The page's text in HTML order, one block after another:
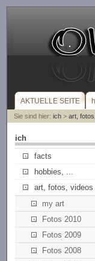
AKTUELLE SEITE
Sie sind hier: ich> art,
ich
facts
hobbies, ...
art, fotos, videos
my art
Fotos 2010
Fotos 2009
Fotos 2008